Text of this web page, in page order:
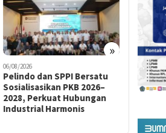
»
06/08/2026
Pelindo dan SPPI Bersatu
Sosialisasikan PKB 2026–
2028, Perkuat Hubungan
Industrial Harmonis
06/08/2026
Sulap